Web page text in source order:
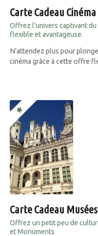
Carte Cadeau Cinéma
Offrez l’univers captivant
flexible et avantageuse.
N'attendez plus pour
cinéma grâce à cette offre
Carte Cadeau
Offrez un petit peu de
et Monuments